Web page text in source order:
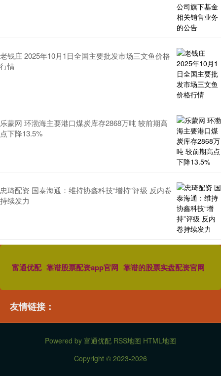
老钱庄 2025年10月1日全国主要批发市场三文鱼价格
行情
乐蒙网 环渤海主要港口煤炭库存2868万吨 较前期高
点下降13.5%
忠琦配资 国泰海通：维持协鑫科技“增持”评级 反内卷
持续发力
富通优配 靠谱股票配资app官网 靠谱的股票实盘配资官网
友情链接：
Powered by 富通优配 RSS地图 HTML地图
Copyright © 2023-2026